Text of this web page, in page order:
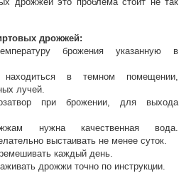
дрожжей:
брожения указанную в
в темном помещении,
лучей.
при брожении, для выхода
нужна качественная вода.
выстаивать не менее суток.
каждый день.
дрожжи точно по инструкции.